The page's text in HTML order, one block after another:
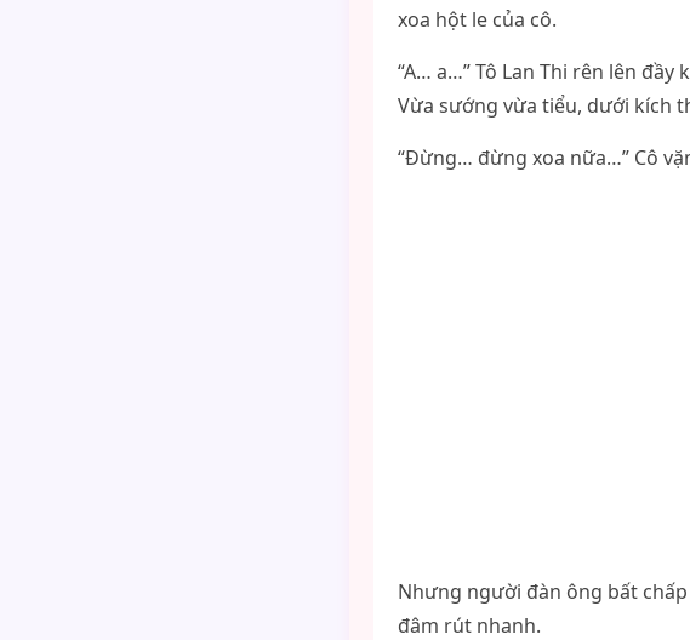
xoa hột le của cô.
“A… a…” Tô Lan Thi rên lên
Vừa sướng vừa tiểu, dưới kích
“Đừng… đừng xoa nữa…” Cô
Nhưng người đàn ông bất
đâm rút nhanh.